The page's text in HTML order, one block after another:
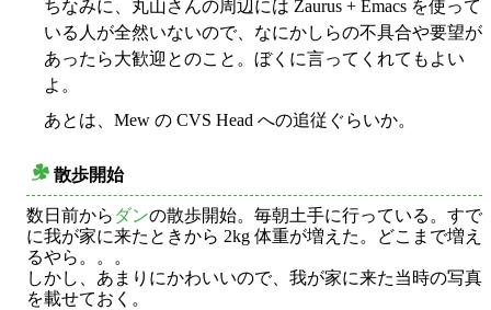
ちなみに、丸山さんの周辺には Zaurus + Emacs を使って
いる人が全然いないので、なにかしらの不具合や要望が
あったら大歓迎とのこと。ぼくに言ってくれてもよい
よ。
あとは、Mew の CVS Head への追従ぐらいか。
散歩開始
数日前から ダンの散歩開始。毎朝土手に行っている。すで
に我が家に来たときから 2kg 体重が増えた。どこまで増え
るやら。。。
しかし、あまりにかわいいので、我が家に来た当時の写真
を載せておく。